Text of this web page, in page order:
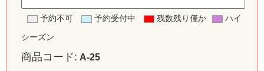
予約不可 予約受付中 残数残り僅か
ハイ
シーズン
商品コード: A-25